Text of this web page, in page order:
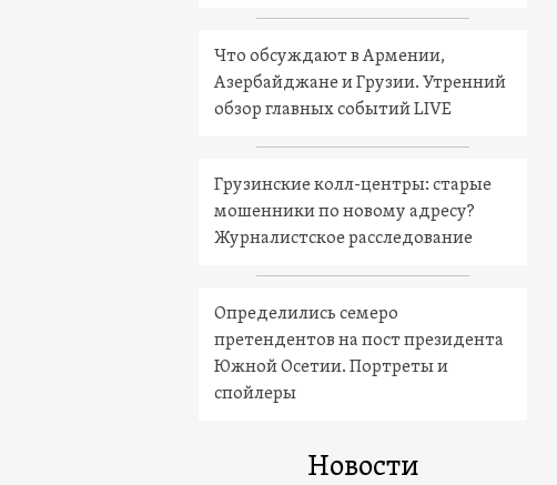
Что обсуждают в Армении,
Азербайджане и Грузии. Утренний
обзор главных событий LIVE
Грузинские колл-центры: старые
мошенники по новому адресу?
Журналистское расследование
Определились семеро
претендентов на пост президента
Южной Осетии. Портреты и
спойлеры
Новости